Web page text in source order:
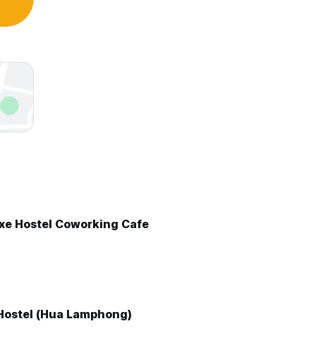
Hostel Coworking Cafe
(Hua Lamphong)